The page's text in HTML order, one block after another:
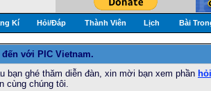
Kí Hỏi/Ðáp Thành Viên Lịch Bài
với PIC Vietnam.
bạn ghé thăm diễn đàn, xin mời bạn xem phần
cùng chúng tôi.